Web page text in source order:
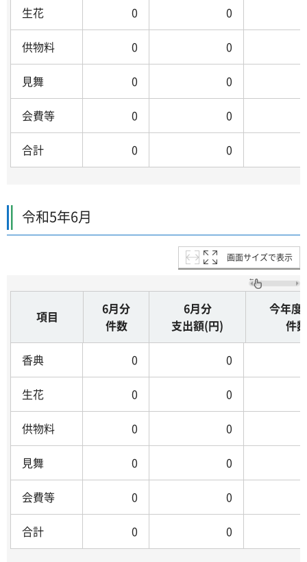
生花 0 0
供物料 0 0
見舞 0 0
会費等 0 0
合計 0 0
令和5年6月
画面サイズで表示
項目
6月分
件数
6月分
支出額(円)
今年度
件数
香典 0 0
生花 0 0
供物料 0 0
見舞 0 0
会費等 0 0
合計 0 0